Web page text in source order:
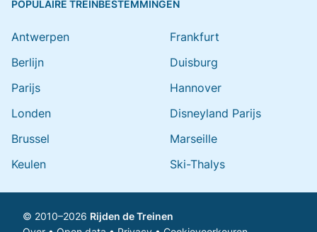
POPULAIRE TREINBESTEMMINGEN
Antwerpen
Berlijn
Parijs
Londen
Brussel
Keulen
Frankfurt
Duisburg
Hannover
Disneyland Parijs
Marseille
Ski-Thalys
© 2010–2026 Rijden de Treinen